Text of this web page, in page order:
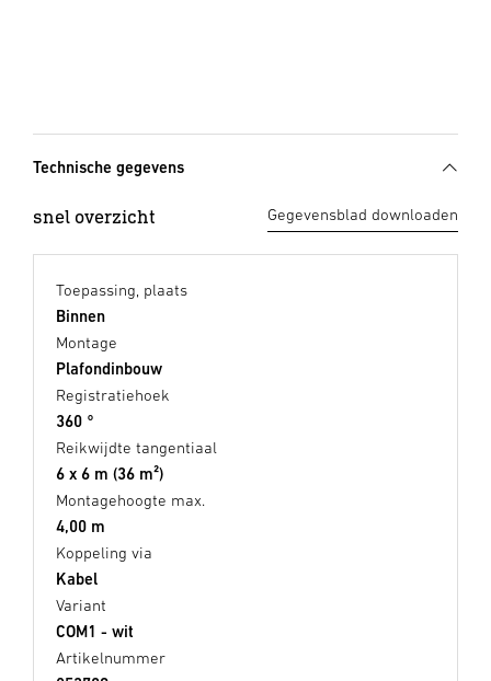
Technische gegevens
snel overzicht Gegevensblad downloaden
Toepassing, plaats
Binnen
Montage
Plafondinbouw
Registratiehoek
360 °
Reikwijdte tangentiaal
6 x 6 m (36 m²)
Montagehoogte max.
4,00 m
Koppeling via
Kabel
Variant
COM1 - wit
Artikelnummer